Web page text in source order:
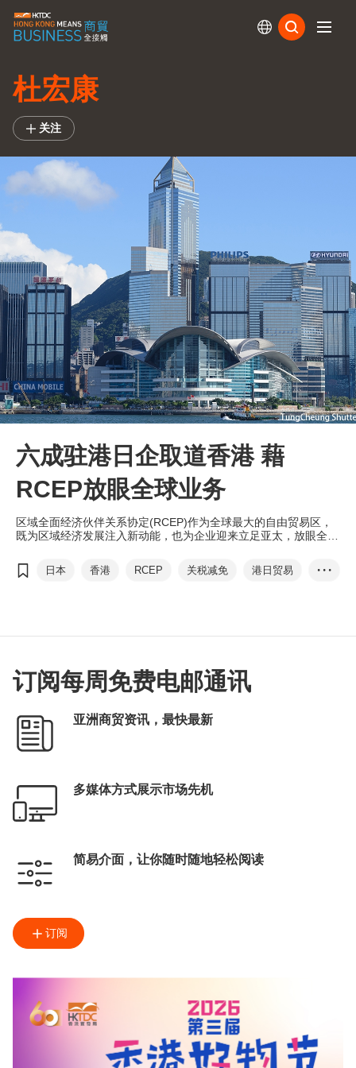
杜宏康
关注
六成驻港日企取道香港 藉
RCEP放眼全球业务
区域全面经济伙伴关系协定(RCEP)作为全球最大的自由贸易区，
既为区域经济发展注入新动能，也为企业迎来立足亚太，放眼全球
日本 香港 RCEP 关税减免
港日贸易
• • •
订阅每周免费电邮通讯
亚洲商贸资讯，最快最新
多媒体方式展示市场先机
简易介面，让你随时随地轻松阅读
订阅